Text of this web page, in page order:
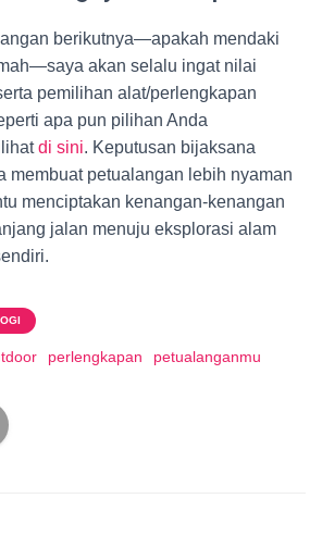
berikutnya—apakah mendaki
akan selalu ingat nilai
pemilihan alat/perlengkapan
apa pun pilihan Anda
di sini. Keputusan bijaksana
membuat petualangan lebih nyaman
menciptakan kenangan-kenangan
jalan menuju eksplorasi alam
perlengkapan petualanganmu